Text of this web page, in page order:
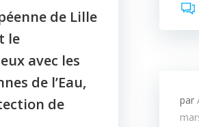
de Lille
le
avec les
de l’Eau,
de
par